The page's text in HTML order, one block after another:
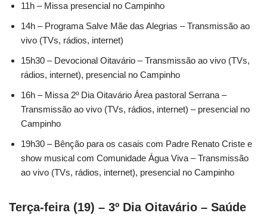
11h – Missa presencial no Campinho
14h – Programa Salve Mãe das Alegrias – Transmissão ao
vivo (TVs, rádios, internet)
15h30 – Devocional Oitavário – Transmissão ao vivo (TVs,
rádios, internet), presencial no Campinho
16h – Missa 2º Dia Oitavário Área pastoral Serrana –
Transmissão ao vivo (TVs, rádios, internet) – presencial no
Campinho
19h30 – Bênção para os casais com Padre Renato Criste e
show musical com Comunidade Água Viva – Transmissão
ao vivo (TVs, rádios, internet), presencial no Campinho
Terça-feira (19) – 3º Dia Oitavário – Saúde